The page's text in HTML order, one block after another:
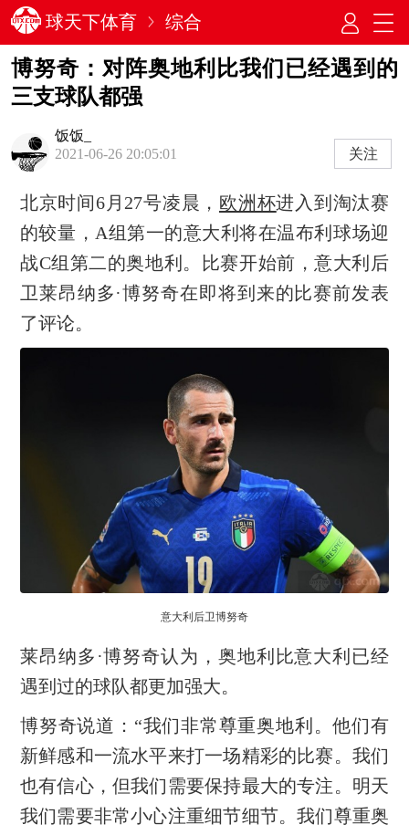
球天下体育 综合
博努奇：对阵奥地利比我们已经遇到的
三支球队都强
饭饭_
2021-06-26 20:05:01
关注
北京时间6月27号凌晨， 欧洲杯进入到淘汰赛
的较量，A组第一的意大利将在温布利球场迎
战C组第二的奥地利。比赛开始前，意大利后
卫莱昂纳多·博努奇在即将到来的比赛前发表
了评论。
意大利后卫博努奇
莱昂纳多·博努奇认为，奥地利比意大利已经
遇到过的球队都更加强大。
博努奇说道：“我们非常尊重奥地利。他们有
新鲜感和一流水平来打一场精彩的比赛。我们
也有信心，但我们需要保持最大的专注。明天
我们需要非常小心注重细节细节。我们尊重奥